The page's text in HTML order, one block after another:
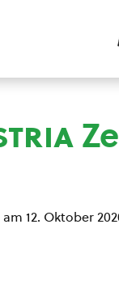
12. Oktober